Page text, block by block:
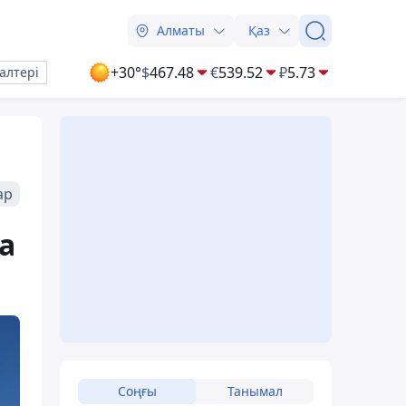
Алматы Қаз
+30°$467.48 €539.52 ₽5.73
Соңғы Танымал